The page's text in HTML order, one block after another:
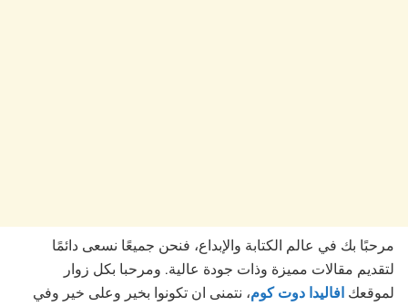
مرحبًا بك في عالم الكتابة والإبداع، فنحن جميعًا نسعى دائمًا
لتقديم مقالات مميزة وذات جودة عالية. ومرحبا بكل زوار
لموقعك افاليدا دوت كوم، نتمنى ان تكونوا بخير وعلى خير وفي